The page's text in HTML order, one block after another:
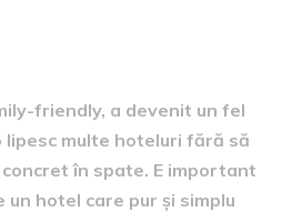
friendly, a devenit un fel
multe hoteluri fără să
în spate. E important
hotel care pur și simplu